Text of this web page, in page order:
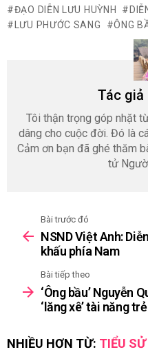
ĐẠO DIỄN LƯU HUỲNH
LƯU PHƯỚC SANG
ÔNG
Tác giả
Tôi thận trọng góp nhặt
dâng cho cuộc đời. Đó là
Cảm ơn bạn đã ghé thăm
tử
more
Bài trước đó
NSND Việt Anh:
khấu phía Nam
Bài tiếp theo
‘Ông bầu’ Nguyễn
‘lăng xê’ tài năng trẻ
NHIỀU HƠN TỪ: TIỂU SỬ